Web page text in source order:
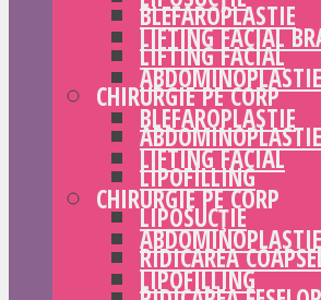
BLEFAROPLASTIE
LIFTING FACIAL
CHIRURGIE PE CORP
ABDOMINOPLASTIE
LIPOFILLING
LIPOSUCȚIE
RIDICAREA
LIFTING FACIAL
ABDOMINOPLASTIE
BLEFAROPLASTIE
LIFTING FACIAL
CHIRURGIE PE CORP
ABDOMINOPLASTIE
LIPOFILLING